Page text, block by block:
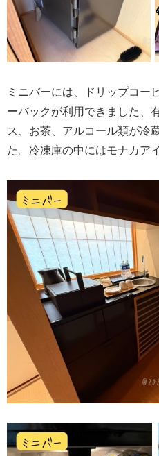
ミニバーには、ドリップコー
ーバックが利用できました、
ス、お茶、アルコール類が冷
た。冷凍庫の中にはモナカア